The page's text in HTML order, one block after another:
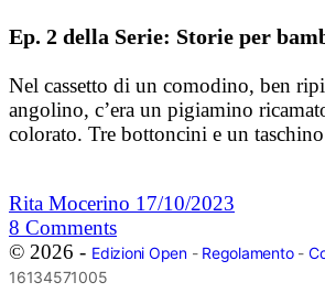
Ep. 2 della Serie: Storie per
Nel cassetto di un comodino, ben
angolino, c’era un pigiamino
colorato. Tre bottoncini e un
Rita Mocerino 17/10/2023
8 Comments
© 2026 - Edizioni Open- Regolamento-
16134571005